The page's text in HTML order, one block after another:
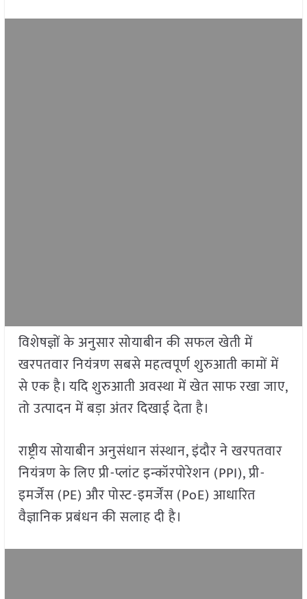
विशेषज्ञों के अनुसार सोयाबीन की सफल खेती में
खरपतवार नियंत्रण सबसे महत्वपूर्ण शुरुआती कामों में
से एक है। यदि शुरुआती अवस्था में खेत साफ रखा जाए,
तो उत्पादन में बड़ा अंतर दिखाई देता है।
राष्ट्रीय सोयाबीन अनुसंधान संस्थान, इंदौर ने खरपतवार
नियंत्रण के लिए प्री-प्लांट इन्कॉरपोरेशन (PPI), प्री-
इमर्जेंस (PE) और पोस्ट-इमर्जेंस (PoE) आधारित
वैज्ञानिक प्रबंधन की सलाह दी है।